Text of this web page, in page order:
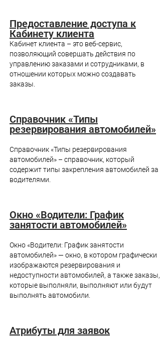
Предоставление доступа к
Кабинету клиента
Кабинет клиента – это веб-сервис,
позволяющий совершать действия по
управлению заказами и сотрудниками, в
отношении которых можно создавать
заказы.
Справочник «Типы
резервирования автомобилей»
Справочник «Типы резервирования
автомобилей» – справочник, который
содержит типы закрепления автомобилей за
водителями.
Окно «Водители: График
занятости автомобилей»
Окно «Водители: График занятости
автомобилей» — окно, в котором графически
изображаются резервирования и
недоступности автомобилей, а также заказы,
которые выполняли, выполняют или будут
выполнять автомобили.
Атрибуты для заявок